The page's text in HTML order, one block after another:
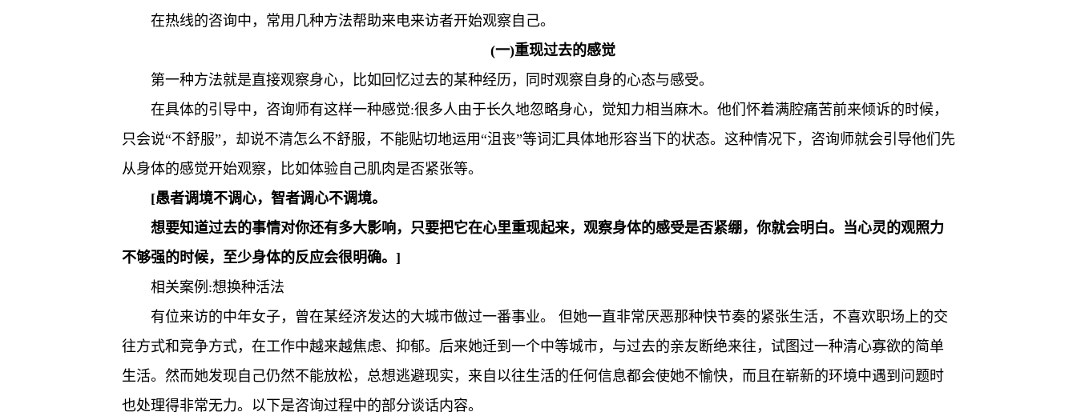
在热线的咨询中，常用几种方法帮助来电来访者开始观察自己。
(一)重现过去的感觉
第一种方法就是直接观察身心，比如回忆过去的某种经历，同时观察自身的心态与感受。
在具体的引导中，咨询师有这样一种感觉:很多人由于长久地忽略身心，觉知力相当麻木。他们怀着满腔痛苦前来倾诉的时候，
只会说“不舒服”，却说不清怎么不舒服，不能贴切地运用“沮丧”等词汇具体地形容当下的状态。这种情况下，咨询师就会引导他们先
从身体的感觉开始观察，比如体验自己肌肉是否紧张等。
[愚者调境不调心，智者调心不调境。
想要知道过去的事情对你还有多大影响，只要把它在心里重现起来，观察身体的感受是否紧绷，你就会明白。当心灵的观照力
不够强的时候，至少身体的反应会很明确。]
相关案例:想换种活法
有位来访的中年女子，曾在某经济发达的大城市做过一番事业。 但她一直非常厌恶那种快节奏的紧张生活，不喜欢职场上的交
往方式和竞争方式，在工作中越来越焦虑、抑郁。后来她迁到一个中等城市，与过去的亲友断绝来往，试图过一种清心寡欲的简单
生活。然而她发现自己仍然不能放松，总想逃避现实，来自以往生活的任何信息都会使她不愉快，而且在崭新的环境中遇到问题时
也处理得非常无力。以下是咨询过程中的部分谈话内容。